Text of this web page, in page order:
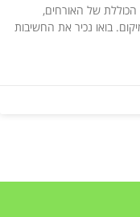
הכוללת של האורחים,
בואו נכיר את החשיבות